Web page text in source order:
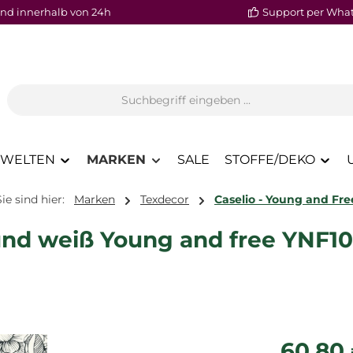
innerhalb von 24h Support per
MARKEN SALE STOFFE/DEKO
sind hier: Marken Texdecor Caselio - Young and
weiß Young and free
Regulärer